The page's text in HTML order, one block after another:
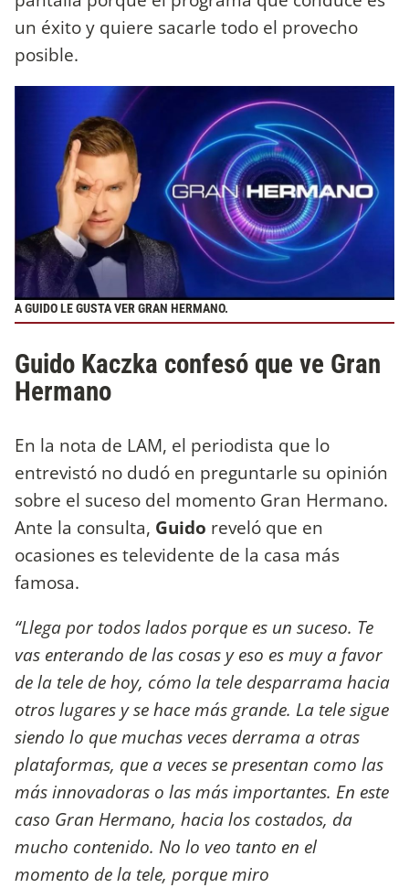
un éxito y quiere sacarle todo el provecho
posible.
A GUIDO LE GUSTA VER GRAN HERMANO.
Guido Kaczka confesó que ve Gran
Hermano
En la nota de LAM, el periodista que lo
entrevistó no dudó en preguntarle su opinión
sobre el suceso del momento Gran Hermano.
Ante la consulta, Guido reveló que en
ocasiones es televidente de la casa más
famosa.
“Llega por todos lados porque es un suceso. Te
vas enterando de las cosas y eso es muy a favor
de la tele de hoy, cómo la tele desparrama hacia
otros lugares y se hace más grande. La tele sigue
siendo lo que muchas veces derrama a otras
plataformas, que a veces se presentan como las
más innovadoras o las más importantes. En este
caso Gran Hermano, hacia los costados, da
mucho contenido. No lo veo tanto en el
momento de la tele, porque miro